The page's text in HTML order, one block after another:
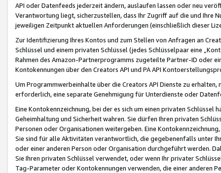
API oder Datenfeeds jederzeit ändern, auslaufen lassen oder neu
Verantwortung liegt, sicherzustellen, dass Ihr Zugriff auf die und Ihre
jeweiligen Zeitpunkt aktuellen Anforderungen (einschließlich dieser
Zur Identifizierung Ihres Kontos und zum Stellen von Anfragen an
Schlüssel und einem privaten Schlüssel (jedes Schlüsselpaar eine
Rahmen des Amazon-Partnerprogramms zugeteilte Partner-ID oder
Kontokennungen über den Creators API und PA API
Um Programmwerbeinhalte über die Creators API Dienste zu
erforderlich, eine separate Genehmigung für Unterdienste oder
Eine Kontokennzeichnung, bei der es sich um einen privaten
Geheimhaltung und Sicherheit wahren. Sie dürfen Ihren privaten
Personen oder Organisationen weitergeben. Eine
Sie sind für alle Aktivitäten verantwortlich, die gegebenenfalls unter
oder einer anderen Person oder Organisation durchgeführt werden.
Sie Ihren privaten Schlüssel verwendet, oder wenn Ihr privater
Tag-Parameter oder Kontokennungen verwenden, die einer anderen